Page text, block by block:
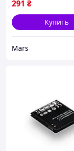
291 ₴
Купить
Mars